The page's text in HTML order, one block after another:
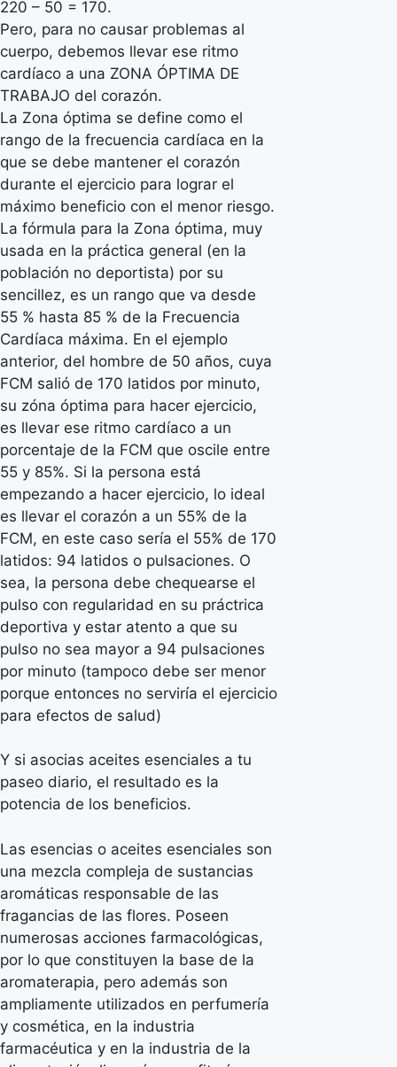
220 – 50 = 170.
Pero, para no causar problemas al
cuerpo, debemos llevar ese ritmo
cardíaco a una ZONA ÓPTIMA DE
TRABAJO del corazón.
La Zona óptima se define como el
rango de la frecuencia cardíaca en la
que se debe mantener el corazón
durante el ejercicio para lograr el
máximo beneficio con el menor riesgo.
La fórmula para la Zona óptima, muy
usada en la práctica general (en la
población no deportista) por su
sencillez, es un rango que va desde
55 % hasta 85 % de la Frecuencia
Cardíaca máxima. En el ejemplo
anterior, del hombre de 50 años, cuya
FCM salió de 170 latidos por minuto,
su zóna óptima para hacer ejercicio,
es llevar ese ritmo cardíaco a un
porcentaje de la FCM que oscile entre
55 y 85%. Si la persona está
empezando a hacer ejercicio, lo ideal
es llevar el corazón a un 55% de la
FCM, en este caso sería el 55% de 170
latidos: 94 latidos o pulsaciones. O
sea, la persona debe chequearse el
pulso con regularidad en su práctrica
deportiva y estar atento a que su
pulso no sea mayor a 94 pulsaciones
por minuto (tampoco debe ser menor
porque entonces no serviría el ejercicio
para efectos de salud)
Y si asocias aceites esenciales a tu
paseo diario, el resultado es la
potencia de los beneficios.
Las esencias o aceites esenciales son
una mezcla compleja de sustancias
aromáticas responsable de las
fragancias de las flores. Poseen
numerosas acciones farmacológicas,
por lo que constituyen la base de la
aromaterapia, pero además son
ampliamente utilizados en perfumería
y cosmética, en la industria
farmacéutica y en la industria de la